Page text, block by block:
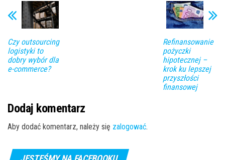
Czy outsourcing
logistyki to
dobry wybór dla
e-commerce?
Refinansowanie
pożyczki
hipotecznej –
krok ku lepszej
przyszłości
finansowej
Dodaj komentarz
Aby dodać komentarz, należy się zalogować.